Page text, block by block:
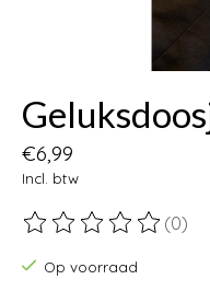
€6,99
Incl. btw
De beoordeling van dit
(0)
Op voorraad